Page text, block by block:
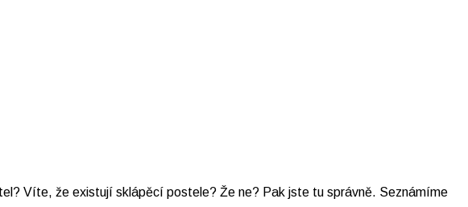
Víte, že existují sklápěcí postele? Že ne? Pak jste tu správně. Seznámíme